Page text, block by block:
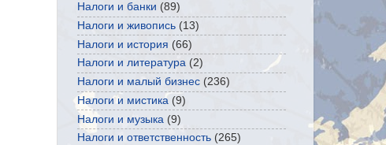
Налоги и банки (89)
Налоги и живопись (13)
Налоги и история (66)
Налоги и литература (2)
Налоги и малый бизнес (236)
Налоги и мистика (9)
Налоги и музыка (9)
Налоги и ответственность (265)